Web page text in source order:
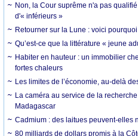
Non, la Cour suprême n'a pas
d'« inférieurs »
Retourner sur la Lune : voici
Qu’est-ce que la littérature « jeune
Habiter en hauteur : un immobilier
fortes chaleurs
Les limites de l’économie, au-delà
La caméra au service de la
Madagascar
Cadmium : des laitues peuvent-elles
80 milliards de dollars promis à la